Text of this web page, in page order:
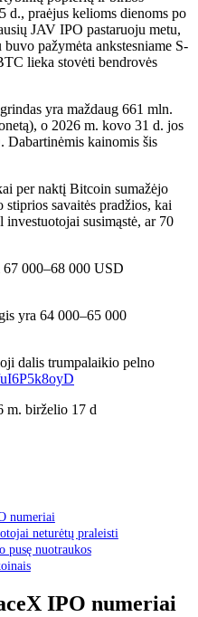
praėjus kelioms dienoms po
JAV IPO pastaruoju metu,
pažymėta ankstesniame S-
lieka stovėti bendrovės
yra maždaug 661 mln.
o 2026 m. kovo 31 d. jos
kainomis šis
per naktį Bitcoin sumažėjo
savaitės pradžios, kai
susimąstė, ar 70
000–68 000 USD
yra 64 000–65 000
dalis trumpalaikio pelno
m. birželio 17 d
numeriai
neturėtų praleisti
pusę nuotraukos
IPO numeriai